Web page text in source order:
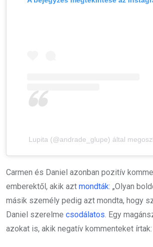
Lupita (@andrade_glupe) által
Carmen és Daniel azonban pozitív
emberektől, akik azt mondták: „Olyan
másik személy pedig azt mondta, hogy
Daniel szerelme csodálatos. Egy
azokat is, akik negatív kommenteket írtak: